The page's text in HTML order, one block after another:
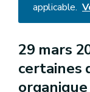
applicable.
29 mars
certaines